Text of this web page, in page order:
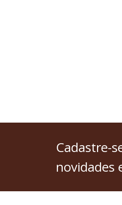
Cadastre-
novidades